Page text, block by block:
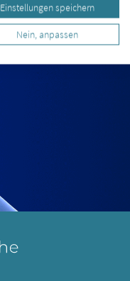
Einstellungen speichern
Nein, anpassen